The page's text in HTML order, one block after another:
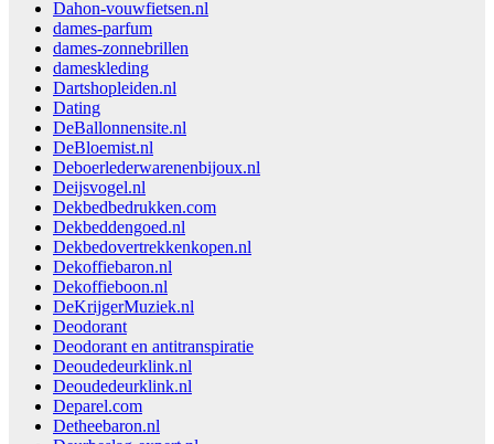
Dahon-vouwfietsen.nl
dames-parfum
dames-zonnebrillen
dameskleding
Dartshopleiden.nl
Dating
DeBallonnensite.nl
DeBloemist.nl
Deboerlederwarenenbijoux.nl
Deijsvogel.nl
Dekbedbedrukken.com
Dekbeddengoed.nl
Dekbedovertrekkenkopen.nl
Dekoffiebaron.nl
Dekoffieboon.nl
DeKrijgerMuziek.nl
Deodorant
Deodorant en antitranspiratie
Deoudedeurklink.nl
Deoudedeurklink.nl
Deparel.com
Detheebaron.nl